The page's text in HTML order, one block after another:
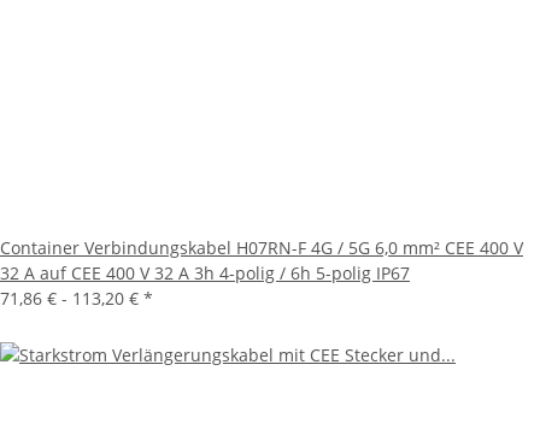
Container Verbindungskabel H07RN-F 4G / 5G 6,0 mm² CEE 400 V
32 A auf CEE 400 V 32 A 3h 4-polig / 6h 5-polig IP67
71,86 € - 113,20 € *